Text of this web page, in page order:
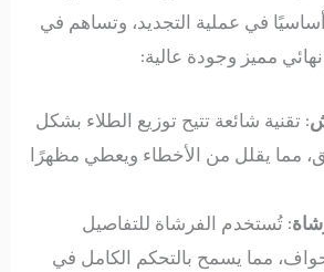
في عملية التجديد، وتساهم في
مميز وجودة عالية:
: تقنية شائعة تتيح توزيع الطلاء بشكل
مما يقلل من الأخطاء ويعطي مظهرًا
: تُستخدم الفرشاة للتفاصيل
مما يسمح بالتحكم الكامل في